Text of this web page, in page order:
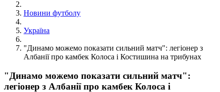
Новини футболу
Україна
"Динамо можемо показати сильний матч": легіонер з
Албанії про камбек Колоса і Костишина на трибунах
"Динамо можемо показати сильний матч":
легіонер з Албанії про камбек Колоса і